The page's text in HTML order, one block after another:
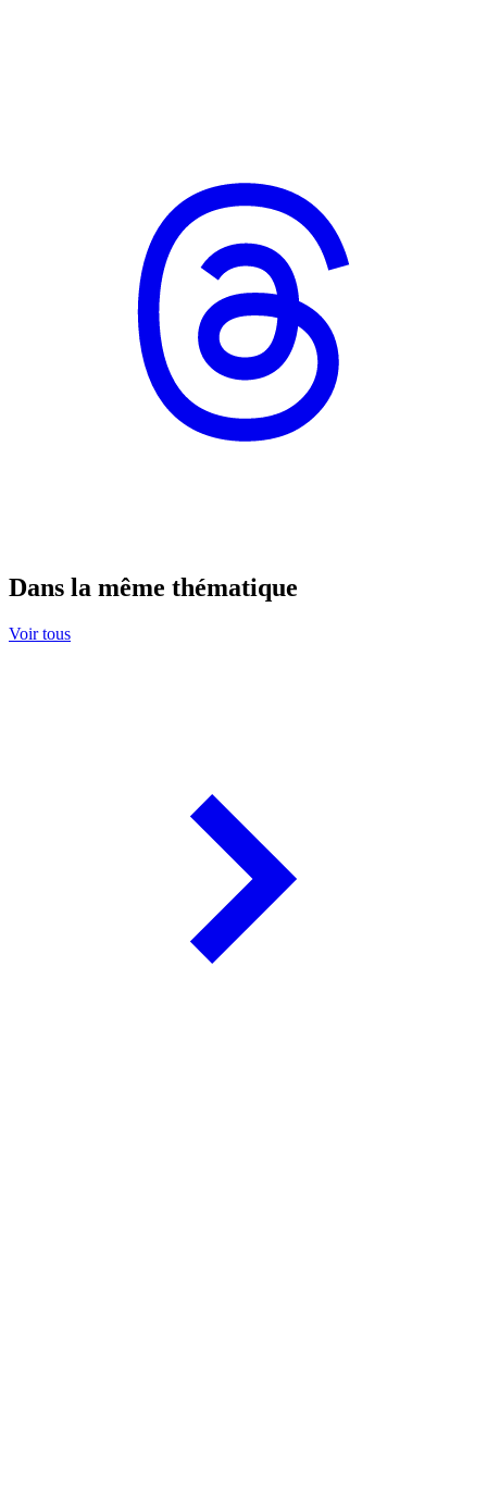
Dans la même thématique
Voir tous